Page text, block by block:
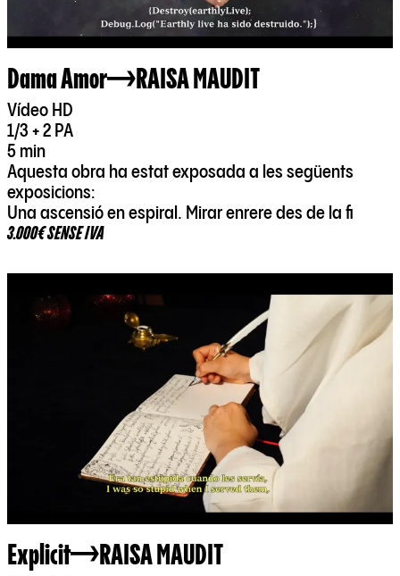
Dama Amor RAISA MAUDIT
Vídeo HD
1/3 + 2 PA
5 min
Aquesta obra ha estat exposada a les següents
exposicions:
Una ascensió en espiral. Mirar enrere des de la fi
3.000€ SENSE IVA
Explicit RAISA MAUDIT